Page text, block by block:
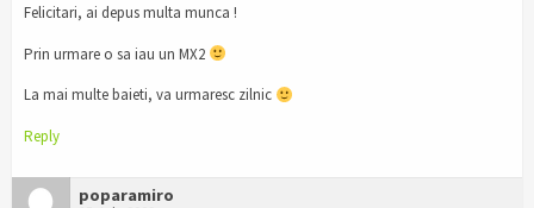
Felicitari, ai depus multa munca !
Prin urmare o sa iau un MX2
La mai multe baieti, va urmaresc zilnic
Reply
poparamiro